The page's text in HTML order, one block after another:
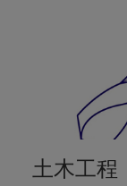
土木工程